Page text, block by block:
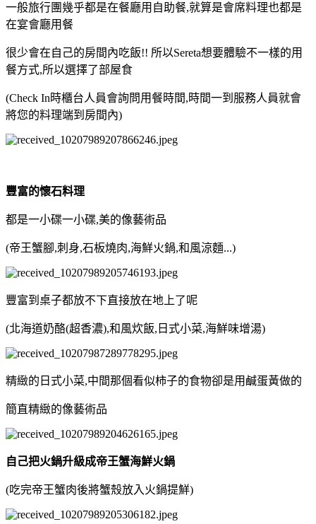
一般旅行團幾乎都是在餐廳用自助餐,就算是會席料理也都是
在宴會廳用餐
很少會在自己的房間內吃飯!! 所以Sereta想要體驗不一樣的用
餐方式,所以選擇了部屋食
(Check In時櫃台人員會詢問用餐時間,時間一到服務人員就會
將您的料理端到房間內)
豐富的懷石料理
都是一小碟一小碟,美的像藝術品
(帝王蟹腳,刺身,石板燒肉,海鮮火鍋,和風涼麵...)
豐富到桌子都放不下直接放在地上了呢
(北海道奶酪(超香濃),和風炊飯,日式小菜,海鮮味增湯)
精緻的日式小菜,中間那個看似柿子的食物卻是用鹹蛋黃做的
簡直精緻的像藝術品
自己把火鍋升級成帝王蟹海鮮火鍋
(吃完帝王蟹肉後將蟹殼放入火鍋提鮮)